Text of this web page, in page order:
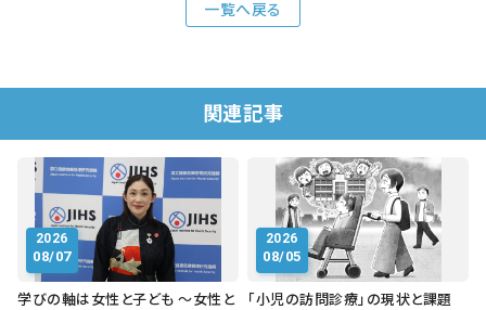
一覧へ戻る
関連記事
2026
08/07
学びの軸は女性と子ども ～女性と
2026
08/05
「小児の訪問診療」の現状と課題